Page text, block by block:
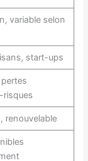
variable selon
start-ups
risques
renouvelable